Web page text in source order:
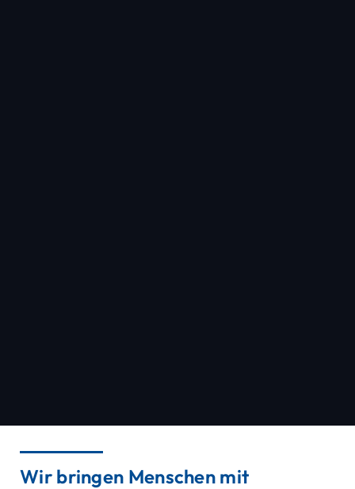
Wir bringen Menschen mit